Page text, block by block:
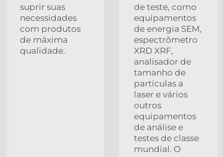
suprir suas
necessidades
com produtos
de máxima
qualidade.
de teste, como
equipamentos
de energia SEM,
espectrômetro
XRD XRF,
analisador de
tamanho de
partículas a
laser e vários
outros
equipamentos
de análise e
testes de classe
mundial. O